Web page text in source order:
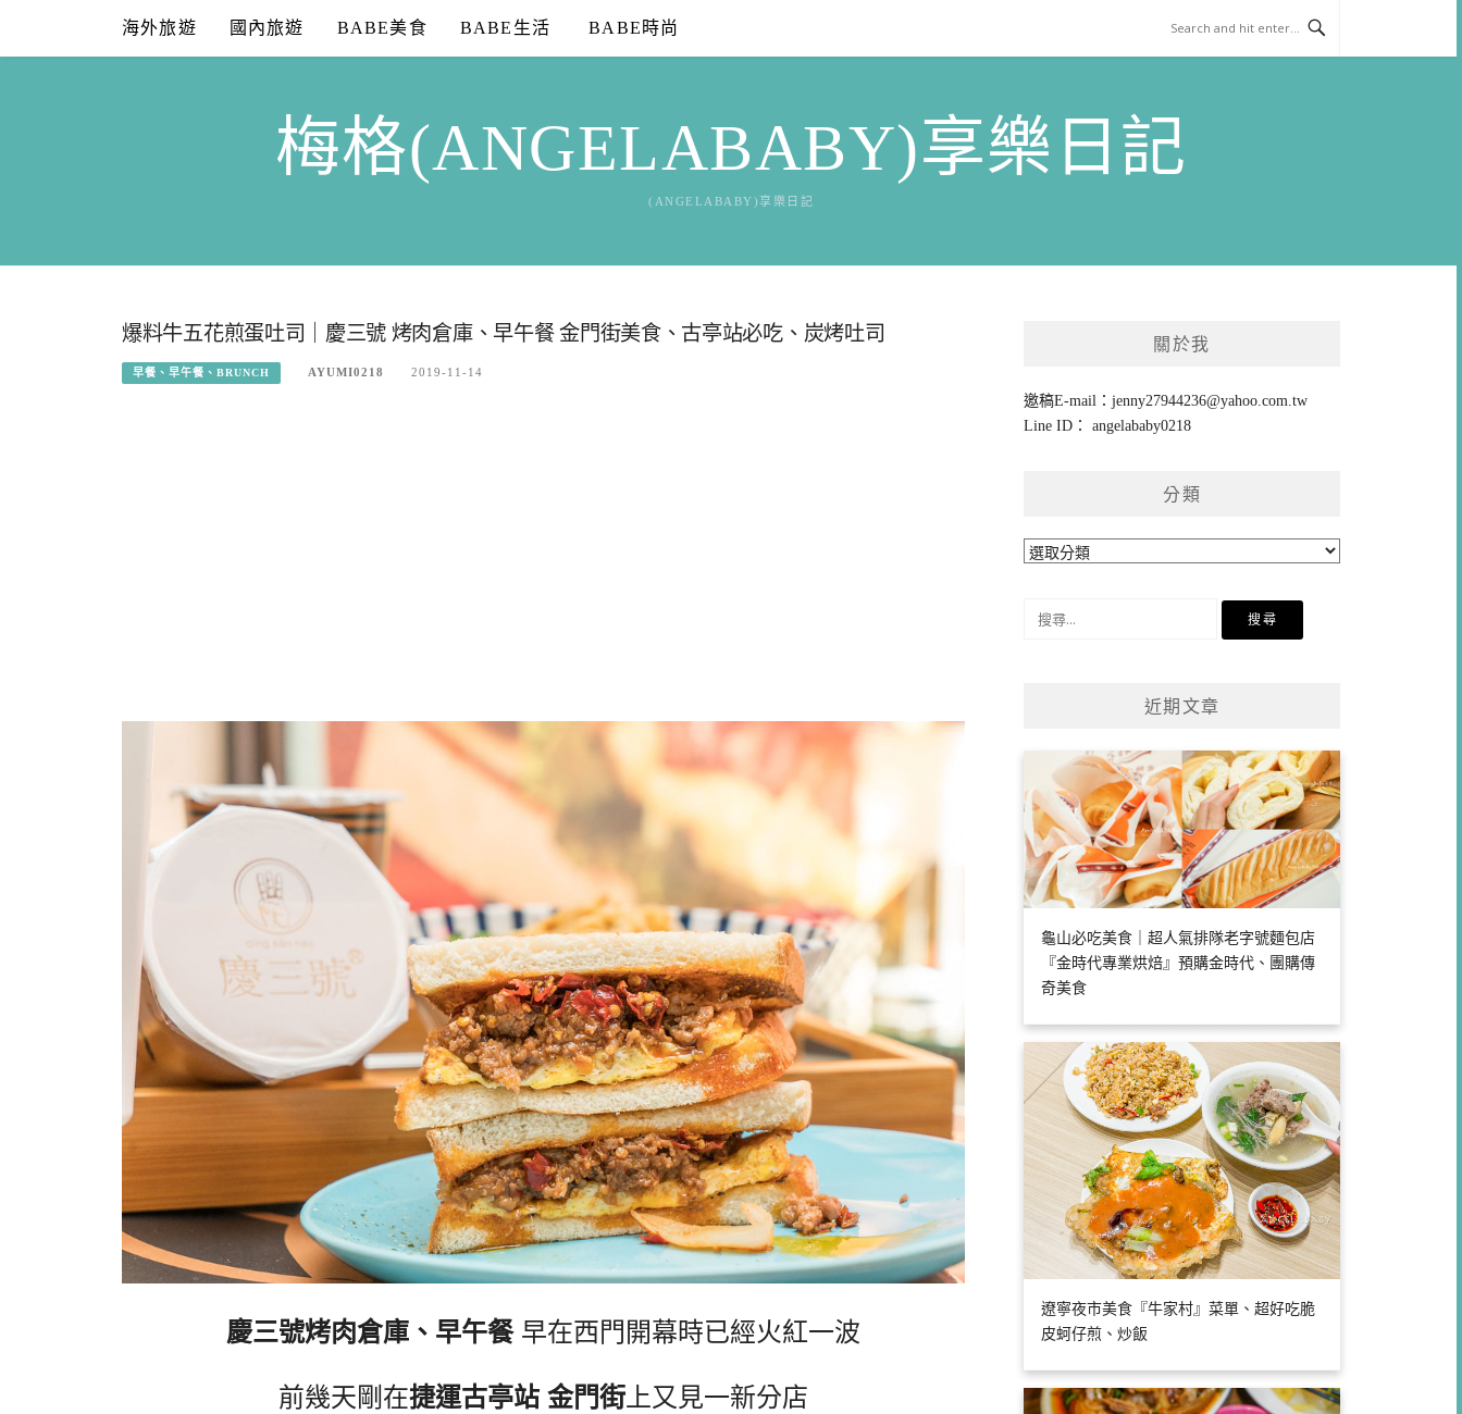
content
海外旅遊 國內旅遊 BABE美食 BABE生活 BABE時尚
梅格(ANGELABABY)享樂日記
(ANGELABABY)享樂日記
爆料牛五花煎蛋吐司｜慶三號 烤肉倉庫、早午餐 金門街美食、古亭站必吃、炭烤吐司
早餐、早午餐、BRUNCH AYUMI0218 2019-11-14
慶三號烤肉倉庫、早午餐早在西門開幕時已經火紅一波
前幾天剛在捷運古亭站 金門街 上又見一新分店
關於我
邀稿E-mail：jenny27944236@yahoo.com.tw
Line ID： angelababy0218
分類
分
近期文章
龜山必吃美食｜超人氣排隊老字號麵包店
『金時代專業烘焙』預購金時代、團購傳
奇美食
遼寧夜市美食『牛家村』菜單、超好吃脆
皮蚵仔煎、炒飯